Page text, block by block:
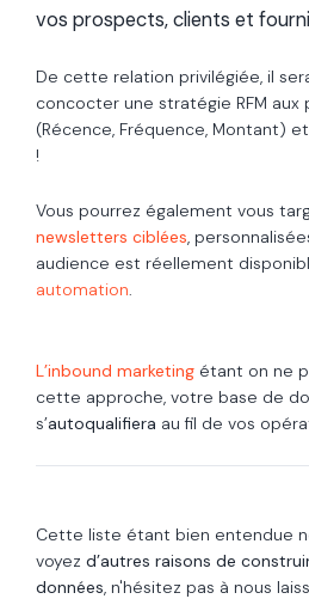
vos prospects, clients et
De cette relation privilégiée, il
concocter une stratégie RFM aux
(Récence, Fréquence, Montant)
!
Vous pourrez également vous
newsletters ciblées,
audience est réellement
automation.
L’inbound marketing étant on ne
cette approche, votre base de
s’autoqualifiera au fil de vos
Cette liste étant bien entendue
voyez d’autres raisons de
données, n'hésitez pas à nous